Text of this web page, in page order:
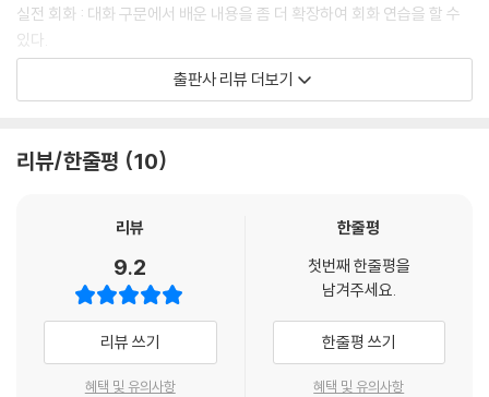
실전 회화 : 대화 구문에서 배운 내용을 좀 더 확장하여 회화 연습을 할 수
있다.
연습문제 : 듣기, 쓰기, 읽기, 말하기 문제를 통해 앞서 배운 내용을 확실하
포켓북 : 태국어 여행에 필수적인 표현과 더불어 태국어 필수 어휘를 정리
발음에 익숙해질 수 있고 청취 실력도 향상시킬 수 있다.
동영상 무료 강의 : 핵심적인 내용을 압축하여 강의를 구성하였다. 동영상
강의를 들으면서 학습의 효율성을 높일 수 있다.
랭기지플러스 홈페이지(www.sisabooks.com)에서 다운 받을 수 있
출판사 리뷰 더보기
리뷰/한줄평 10
리뷰
9.2
리뷰 쓰기
혜택 및 유의사항
한줄평
첫번째 한줄평을
남겨주세요.
한줄평 쓰기
혜택 및 유의사항